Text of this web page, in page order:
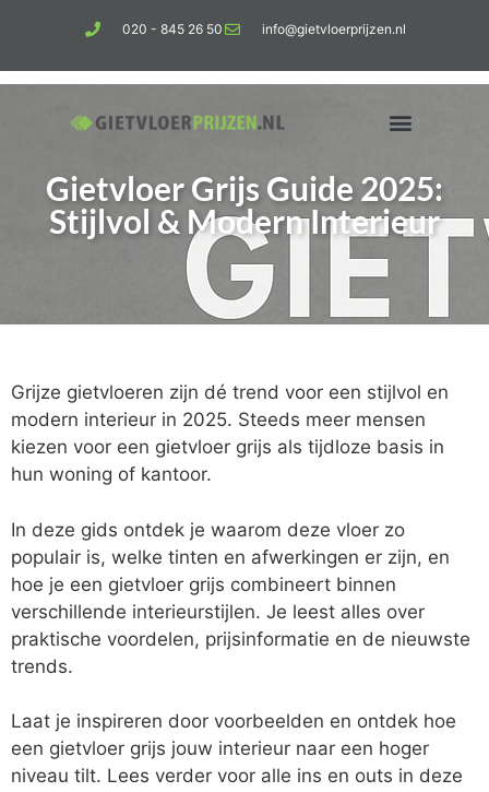
020 - 845 26 50 info@gietvloerprijzen.nl
Gietvloer Grijs Guide 2025:
Stijlvol & Modern Interieur
Grijze gietvloeren zijn dé trend voor een stijlvol en
modern interieur in 2025. Steeds meer mensen
kiezen voor een gietvloer grijs als tijdloze basis in
hun woning of kantoor.
In deze gids ontdek je waarom deze vloer zo
populair is, welke tinten en afwerkingen er zijn, en
hoe je een gietvloer grijs combineert binnen
verschillende interieurstijlen. Je leest alles over
praktische voordelen, prijsinformatie en de nieuwste
trends.
Laat je inspireren door voorbeelden en ontdek hoe
een gietvloer grijs jouw interieur naar een hoger
niveau tilt. Lees verder voor alle ins en outs in deze